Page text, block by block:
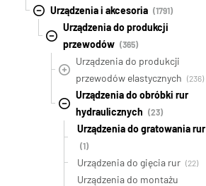
Urządzenia i akcesoria (1791)
Urządzenia do produkcji
przewodów (365)
Urządzenia do produkcji
przewodów elastycznych (236)
Urządzenia do obróbki rur
hydraulicznych (23)
Urządzenia do gratowania rur
(1)
Urządzenia do gięcia rur (22)
Urządzenia do montażu